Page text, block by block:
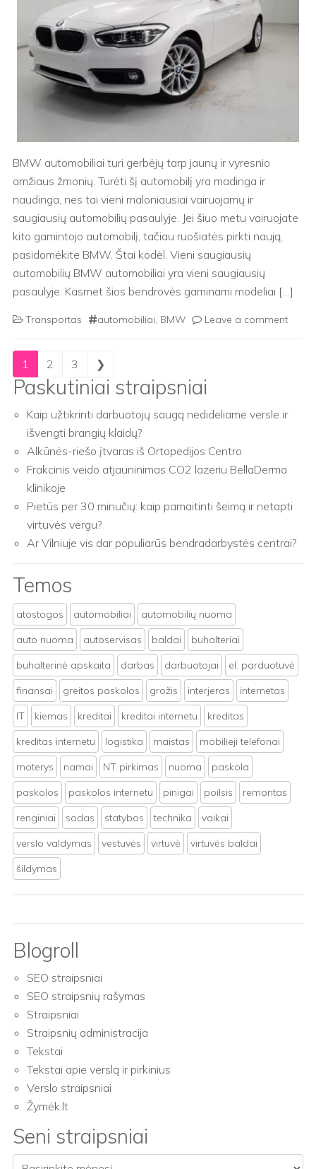
BMW automobiliai turi gerbėjų tarp jaunų ir vyresnio
amžiaus žmonių. Turėti šį automobilį yra madinga ir
naudinga, nes tai vieni maloniausiai vairuojamų ir
saugiausių automobilių pasaulyje. Jei šiuo metu vairuojate
kito gamintojo automobilį, tačiau ruošiatės pirkti naują,
pasidomėkite BMW. Štai kodėl. Vieni saugiausių
automobilių BMW automobiliai yra vieni saugiausių
pasaulyje. Kasmet šios bendrovės gaminami modeliai […]
Transportas automobiliai, BMW Leave a comment
Posts navigation
1 2 3 ❯
Paskutiniai straipsniai
Kaip užtikrinti darbuotojų saugą nedideliame versle ir
išvengti brangių klaidų?
Alkūnės-riešo įtvaras iš Ortopedijos Centro
Frakcinis veido atjauninimas CO2 lazeriu BellaDerma
klinikoje
Pietūs per 30 minučių: kaip pamaitinti šeimą ir netapti
virtuvės vergu?
Ar Vilniuje vis dar populiarūs bendradarbystės centrai?
Temos
atostogos automobiliai
automobilių nuoma
auto nuoma
autoservisas baldai
buhalteriai
buhalterinė apskaita
darbas darbuotojai
el. parduotuvė
finansai
greitos paskolos grožis interjeras
internetas
IT
kiemas kreditai kreditai internetu
kreditas
kreditas internetu
logistika maistas
mobilieji telefonai
moterys
namai NT pirkimas nuoma
paskola
paskolos
paskolos internetu pinigai poilsis
remontas
renginiai
sodas statybos technika
vaikai
verslo valdymas
vestuvės virtuvė
virtuvės baldai
šildymas
Blogroll
SEO straipsniai
SEO straipsnių rašymas
Straipsniai
Straipsnių administracija
Tekstai
Tekstai apie verslą ir pirkinius
Verslo straipsniai
Žymėk.lt
Seni straipsniai
Seni straipsniai